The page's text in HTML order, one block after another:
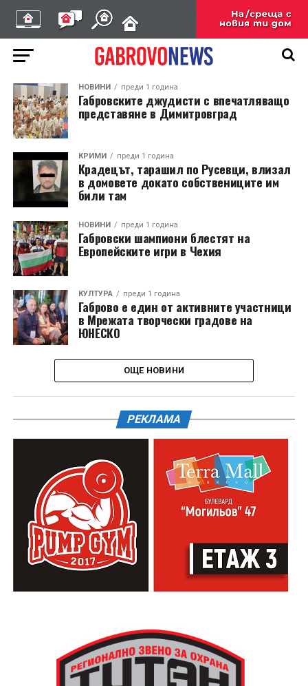
НОВИНИ преди 1 година
Габровските джудисти с впечатляващо
представяне в Димитровград
КРИМИ преди 1 година
Крадецът, тарашил по Русевци, влизал
в домовете докато собствениците им
били там
НОВИНИ преди 1 година
Габровски шампиони блестят на
Европейските игри в Чехия
КУЛТУРА преди 1 година
Габрово е един от активните участници
в Мрежата творчески градове на
ЮНЕСКО
ОЩЕ НОВИНИ
РЕКЛАМА